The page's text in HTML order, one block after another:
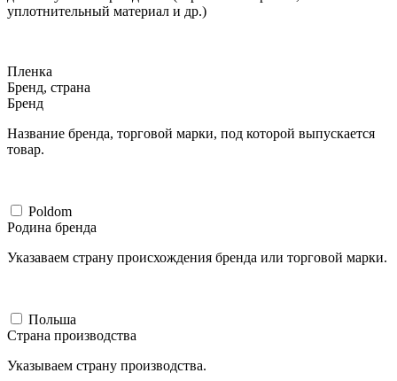
уплотнительный материал и др.)
Пленка
Бренд, страна
Бренд
Название бренда, торговой марки, под которой выпускается
товар.
Poldom
Родина бренда
Указаваем страну происхождения бренда или торговой марки.
Польша
Страна производства
Указываем страну производства.